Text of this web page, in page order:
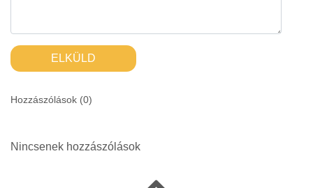
ELKÜLD
Hozzászólások (0)
Nincsenek hozzászólások